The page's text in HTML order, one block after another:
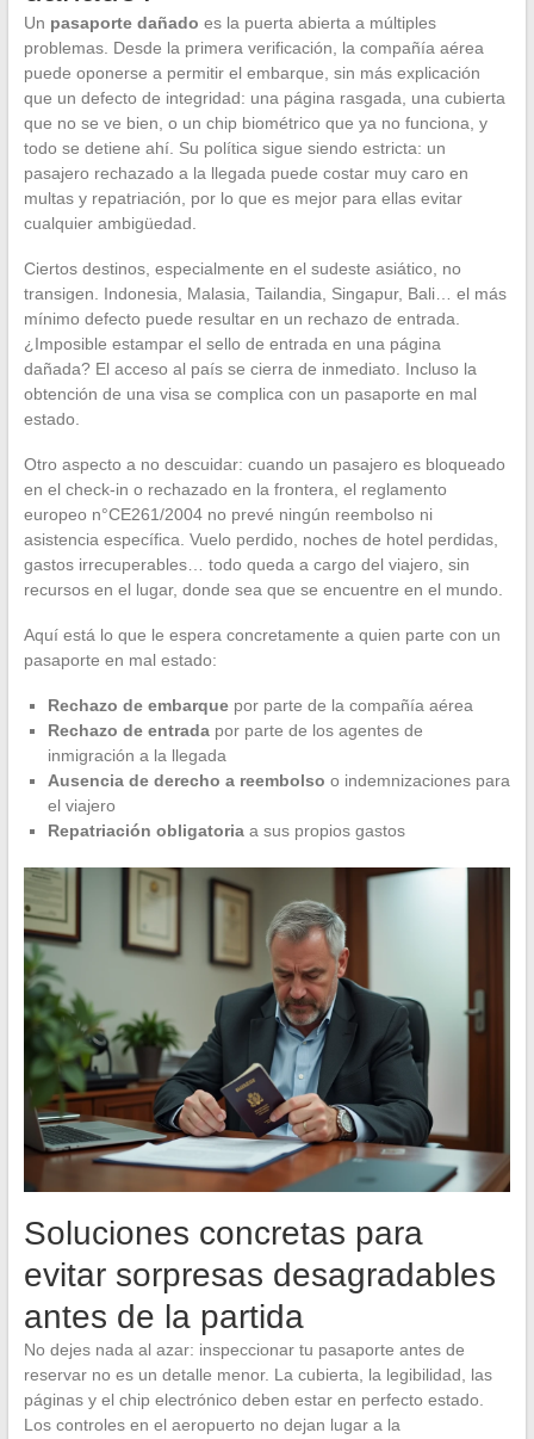
Un pasaporte dañado es la puerta abierta a múltiples
problemas. Desde la primera verificación, la compañía aérea
puede oponerse a permitir el embarque, sin más explicación
que un defecto de integridad: una página rasgada, una cubierta
que no se ve bien, o un chip biométrico que ya no funciona, y
todo se detiene ahí. Su política sigue siendo estricta: un
pasajero rechazado a la llegada puede costar muy caro en
multas y repatriación, por lo que es mejor para ellas evitar
cualquier ambigüedad.
Ciertos destinos, especialmente en el sudeste asiático, no
transigen. Indonesia, Malasia, Tailandia, Singapur, Bali… el más
mínimo defecto puede resultar en un rechazo de entrada.
¿Imposible estampar el sello de entrada en una página
dañada? El acceso al país se cierra de inmediato. Incluso la
obtención de una visa se complica con un pasaporte en mal
estado.
Otro aspecto a no descuidar: cuando un pasajero es bloqueado
en el check-in o rechazado en la frontera, el reglamento
europeo n°CE261/2004 no prevé ningún reembolso ni
asistencia específica. Vuelo perdido, noches de hotel perdidas,
gastos irrecuperables… todo queda a cargo del viajero, sin
recursos en el lugar, donde sea que se encuentre en el mundo.
Aquí está lo que le espera concretamente a quien parte con un
pasaporte en mal estado:
Rechazo de embarquepor parte de la compañía aérea
Rechazo de entradapor parte de los agentes de
inmigración a la llegada
Ausencia de derecho a reembolso o indemnizaciones para
el viajero
Repatriación obligatoriaa sus propios gastos
Soluciones concretas para
evitar sorpresas desagradables
antes de la partida
No dejes nada al azar: inspeccionar tu pasaporte antes de
reservar no es un detalle menor. La cubierta, la legibilidad, las
páginas y el chip electrónico deben estar en perfecto estado.
Los controles en el aeropuerto no dejan lugar a la